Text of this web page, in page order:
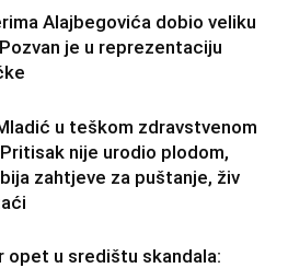
Alajbegovića dobio veliku
je u reprezentaciju
u teškom zdravstvenom
nije urodio plodom,
zahtjeve za puštanje, živ
opet u središtu skandala: